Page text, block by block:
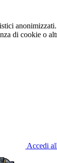
di cookie o
Accedi